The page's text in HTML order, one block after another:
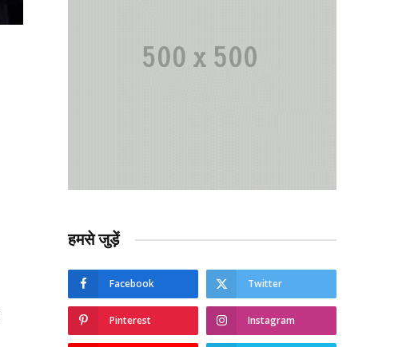
हमसे जुड़ें
Facebook Twitter
Pinterest Instagram